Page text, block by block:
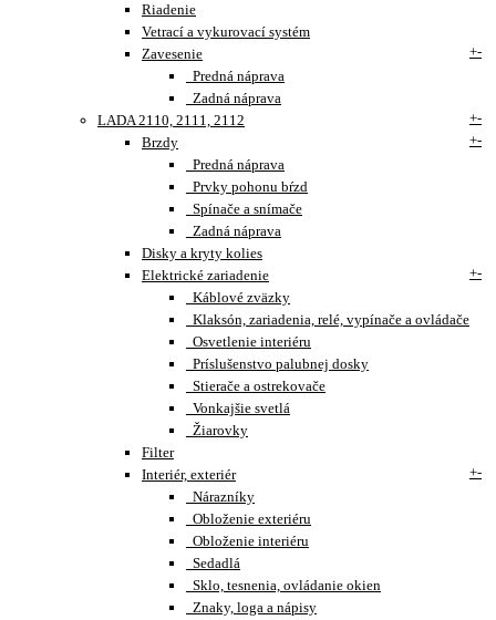
Riadenie
Vetrací a vykurovací systém
Zavesenie
+-
Predná náprava
Zadná náprava
LADA 2110, 2111, 2112
+-
Brzdy
+-
Predná náprava
Prvky pohonu bŕzd
Spínače a snímače
Zadná náprava
Disky a kryty kolies
Elektrické zariadenie
+-
Káblové zväzky
Klaksón, zariadenia, relé, vypínače a ovládače
Osvetlenie interiéru
Príslušenstvo palubnej dosky
Stierače a ostrekovače
Vonkajšie svetlá
Žiarovky
Filter
Interiér, exteriér
+-
Nárazníky
Obloženie exteriéru
Obloženie interiéru
Sedadlá
Sklo, tesnenia, ovládanie okien
Znaky, loga a nápisy